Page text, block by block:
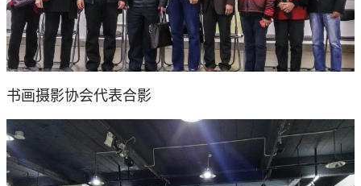
书画摄影协会代表合影